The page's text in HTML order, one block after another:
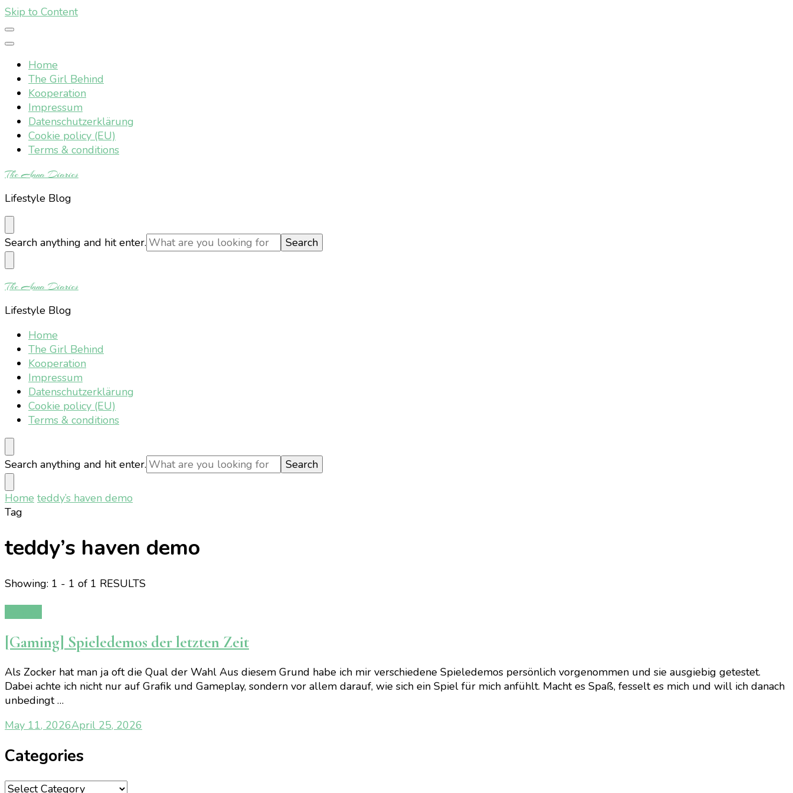
Skip to Content
Home
The Girl Behind
Kooperation
Impressum
Datenschutzerklärung
Cookie policy (EU)
Terms & conditions
The Anna Diaries
Lifestyle Blog
Looking
for
Something?
Search anything and hit enter.
The Anna Diaries
Lifestyle Blog
Home
The Girl Behind
Kooperation
Impressum
Datenschutzerklärung
Cookie policy (EU)
Terms & conditions
Looking
for
Something?
Search anything and hit enter.
Home teddy’s haven demo
Tag
teddy’s haven demo
Showing: 1 - 1 of 1 RESULTS
[Gaming] Spieledemos der letzten Zeit
Als Zocker hat man ja oft die Qual der Wahl Aus diesem Grund habe ich mir verschiedene Spieledemos persönlich vorgenommen und sie ausgiebig getestet.
Dabei achte ich nicht nur auf Grafik und Gameplay, sondern vor allem darauf, wie sich ein Spiel für mich anfühlt. Macht es Spaß, fesselt es mich und will ich danach
unbedingt …
May 11, 2026April 25, 2026
Categories
Categories